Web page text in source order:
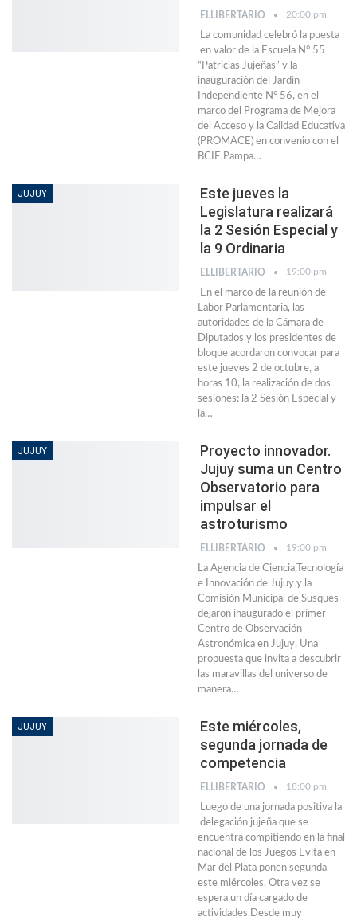
ELLIBERTARIO 20:00 pm
La comunidad celebró la puesta
en valor de la Escuela N° 55
“Patricias Jujeñas” y la
inauguración del Jardín
Independiente N° 56, en el
marco del Programa de Mejora
del Acceso y la Calidad Educativa
(PROMACE) en convenio con el
BCIE.Pampa…
JUJUY
Este jueves la
Legislatura realizará
la 2 Sesión Especial y
la 9 Ordinaria
ELLIBERTARIO 19:00 pm
En el marco de la reunión de
Labor Parlamentaria, las
autoridades de la Cámara de
Diputados y los presidentes de
bloque acordaron convocar para
este jueves 2 de octubre, a
horas 10, la realización de dos
sesiones: la 2 Sesión Especial y
la…
JUJUY
Proyecto innovador.
Jujuy suma un Centro
Observatorio para
impulsar el
astroturismo
ELLIBERTARIO 19:00 pm
La Agencia de Ciencia,Tecnología
e Innovación de Jujuy y la
Comisión Municipal de Susques
dejaron inaugurado el primer
Centro de Observación
Astronómica en Jujuy. Una
propuesta que invita a descubrir
las maravillas del universo de
manera…
JUJUY
Este miércoles,
segunda jornada de
competencia
ELLIBERTARIO 18:00 pm
Luego de una jornada positiva la
delegación jujeña que se
encuentra compitiendo en la final
nacional de los Juegos Evita en
Mar del Plata ponen segunda
este miércoles. Otra vez se
espera un día cargado de
actividades.Desde muy